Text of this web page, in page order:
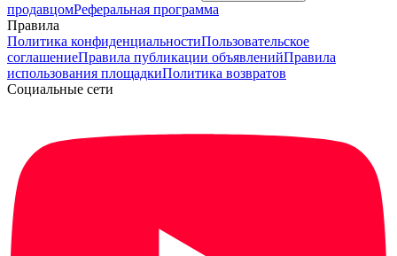
продавцомРеферальная программа
Правила
Политика конфиденциальностиПользовательское
соглашениеПравила публикации объявленийПравила
использования площадкиПолитика возвратов
Социальные сети